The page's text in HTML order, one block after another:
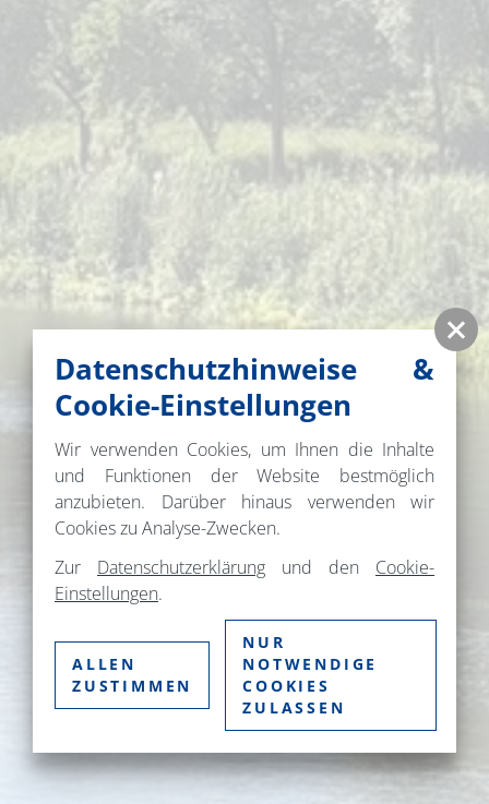
Datenschutzhinweise &
Cookie-Einstellungen
Wir verwenden Cookies, um Ihnen die Inhalte
und Funktionen der Website bestmöglich
anzubieten. Darüber hinaus verwenden wir
Cookies zu Analyse-Zwecken.
Zur Datenschutzerklärung und den Cookie-
Einstellungen.
ALLEN
ZUSTIMMEN
NUR
NOTWENDIGE
COOKIES
ZULASSEN